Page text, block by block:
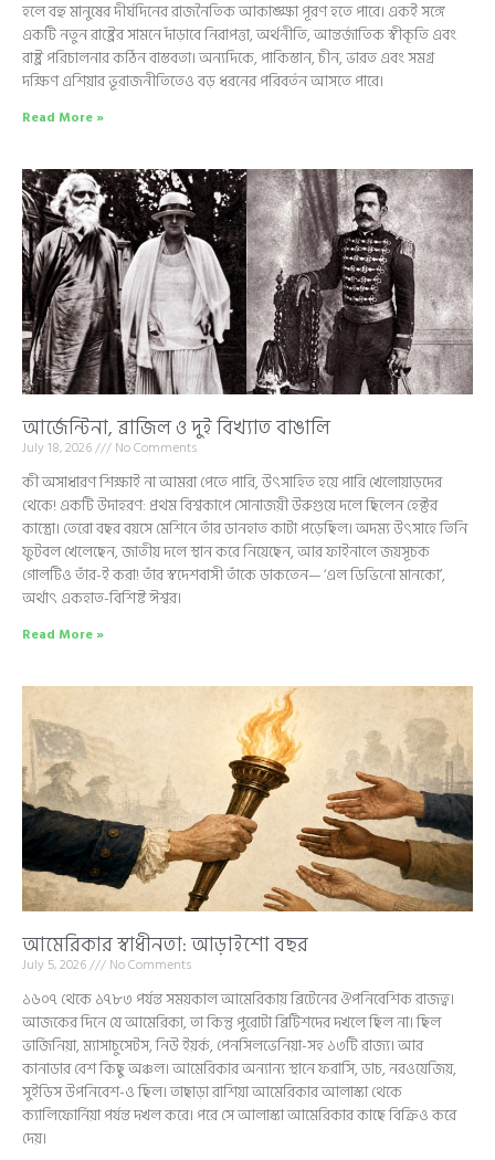
হলে বহু মানুষের দীর্ঘদিনের রাজনৈতিক আকাঙ্ক্ষা পূরণ হতে পারে। একই সঙ্গে
একটি নতুন রাষ্ট্রের সামনে দাঁড়াবে নিরাপত্তা, অর্থনীতি, আন্তর্জাতিক স্বীকৃতি এবং
রাষ্ট্র পরিচালনার কঠিন বাস্তবতা। অন্যদিকে, পাকিস্তান, চীন, ভারত এবং সমগ্র
দক্ষিণ এশিয়ার ভূরাজনীতিতেও বড় ধরনের পরিবর্তন আসতে পারে।
Read More »
আর্জেন্টিনা, ব্রাজিল ও দুই বিখ্যাত বাঙালি
July 18, 2026 No Comments
কী অসাধারণ শিক্ষাই না আমরা পেতে পারি, উৎসাহিত হয়ে পারি খেলোয়াড়দের
থেকে! একটি উদাহরণ: প্রথম বিশ্বকাপে সোনাজয়ী উরুগুয়ে দলে ছিলেন হেক্টর
কাস্ত্রো। তেরো বছর বয়সে মেশিনে তাঁর ডানহাত কাটা পড়েছিল। অদম্য উৎসাহে তিনি
ফুটবল খেলেছেন, জাতীয় দলে স্থান করে নিয়েছেন, আর ফাইনালে জয়সূচক
গোলটিও তাঁর-ই করা! তাঁর স্বদেশবাসী তাঁকে ডাকতেন— ‘এল ডিভিনো মানকো’,
অর্থাৎ একহাত-বিশিষ্ট ঈশ্বর।
Read More »
আমেরিকার স্বাধীনতা: আড়াইশো বছর
July 5, 2026 No Comments
১৬০৭ থেকে ১৭৮৩ পর্যন্ত সময়কাল আমেরিকায় ব্রিটেনের ঔপনিবেশিক রাজত্ব।
আজকের দিনে যে আমেরিকা, তা কিন্তু পুরোটা ব্রিটিশদের দখলে ছিল না। ছিল
ভার্জিনিয়া, ম্যাসাচুসেটস, নিউ ইয়র্ক, পেনসিলভেনিয়া-সহ ১৩টি রাজ্য। আর
কানাডার বেশ কিছু অঞ্চল। আমেরিকার অন্যান্য স্থানে ফরাসি, ডাচ, নরওয়েজিয়,
সুইডিস উপনিবেশ-ও ছিল। তাছাড়া রাশিয়া আমেরিকার আলাস্কা থেকে
ক্যালিফোর্নিয়া পর্যন্ত দখল করে। পরে সে আলাস্কা আমেরিকার কাছে বিক্রিও করে
দেয়।